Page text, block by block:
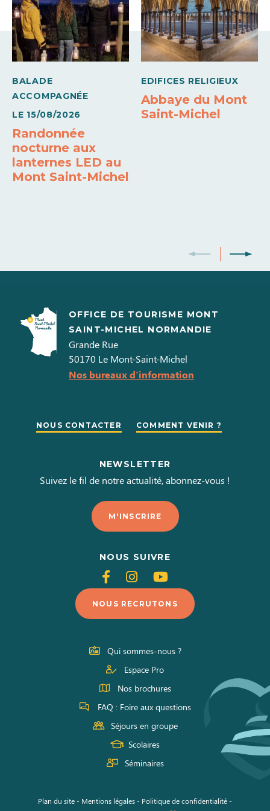
BALADE
ACCOMPAGNÉE
LE 15/08/2026
Randonnée
nocturne aux
lanternes LED au
Mont Saint-Michel
EDIFICES RELIGIEUX
Abbaye du Mont
Saint-Michel
OFFICE DE TOURISME MONT
SAINT-MICHEL NORMANDIE
Grande Rue
50170 Le Mont-Saint-Michel
Nos bureaux d'information
NOUS CONTACTER COMMENT VENIR ?
NEWSLETTER
Suivez le fil de notre actualité, abonnez-vous !
M'INSCRIRE
NOUS SUIVRE
Suivez-
nous
sur
Facebook
Suivez-
nous
sur
Instagram
Suivez-
nous
sur
Youtube
NOUS RECRUTONS
Qui sommes-nous ?
Espace Pro
Nos brochures
FAQ : Foire aux questions
Séjours en groupe
Scolaires
Séminaires
Plan du site- Mentions légales- Politique de confidentialité-